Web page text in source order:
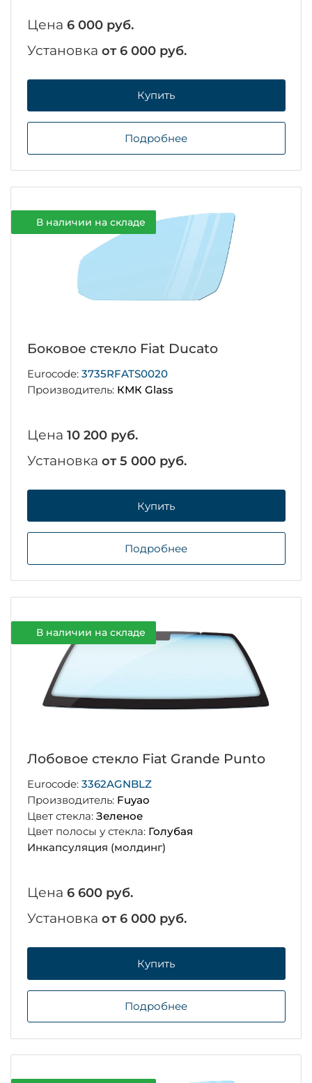
Цена 6 000 руб.
Установка от 6 000 руб.
Купить
Подробнее
В наличии на складе
Боковое стекло Fiat Ducato
Eurocode: 3735RFATS0020
Производитель: КМК Glass
Цена 10 200 руб.
Установка от 5 000 руб.
Купить
Подробнее
В наличии на складе
Лобовое стекло Fiat Grande Punto
Eurocode: 3362AGNBLZ
Производитель: Fuyao
Цвет стекла: Зеленое
Цвет полосы у стекла: Голубая
Инкапсуляция (молдинг)
Цена 6 600 руб.
Установка от 6 000 руб.
Купить
Подробнее